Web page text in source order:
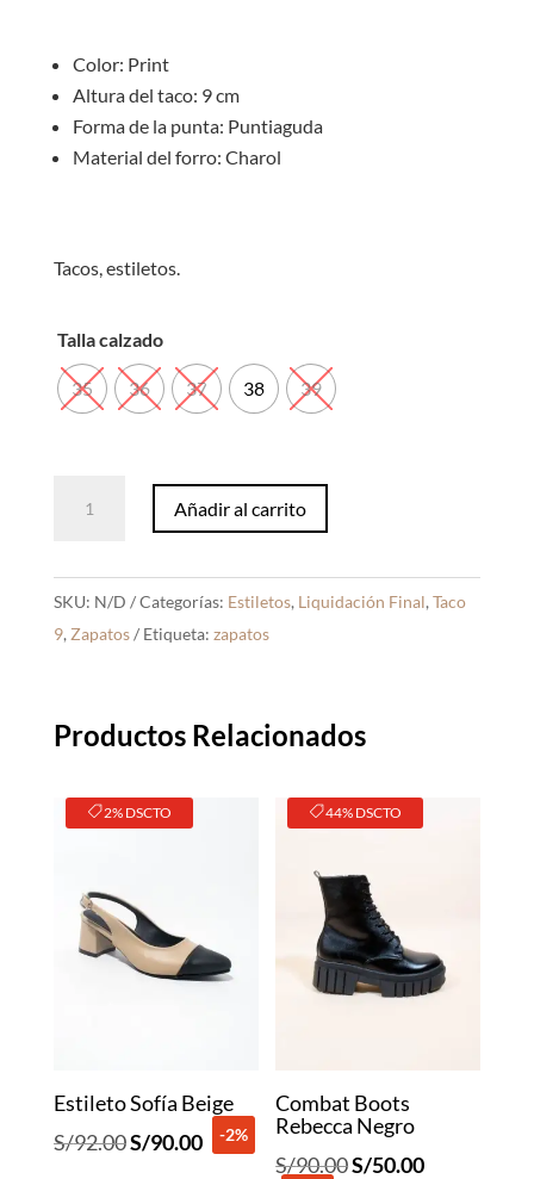
Color: Print
Altura del taco: 9 cm
Forma de la punta: Puntiaguda
Material del forro: Charol
Tacos, estiletos.
Talla calzado
35 36 37 38 39
Verania
Añadir al carrito
SKU: N/D Categorías: Estiletos, Liquidación Final, Taco
9, Zapatos Etiqueta: zapatos
Productos Relacionados
2% DSCTO
Estileto Sofía Beige
S/92.00El
S/90.00El
-2%
44% DSCTO
Combat Boots
Rebecca Negro
S/90.00El
S/50.00El